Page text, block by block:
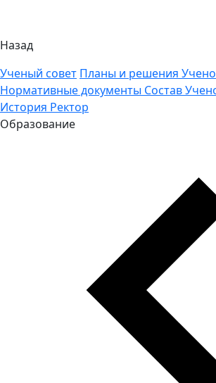
Назад
Ученый совет Планы и решения
Нормативные документы Состав
История Ректор
Образование